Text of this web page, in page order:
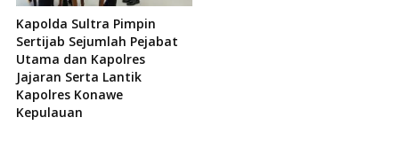
Kapolda Sultra Pimpin
Sertijab Sejumlah Pejabat
Utama dan Kapolres
Jajaran Serta Lantik
Kapolres Konawe
Kepulauan